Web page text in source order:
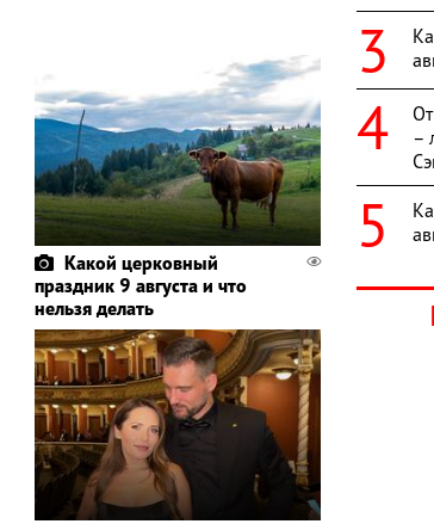
Какой церковный
праздник 9 августа и что
нельзя делать
–